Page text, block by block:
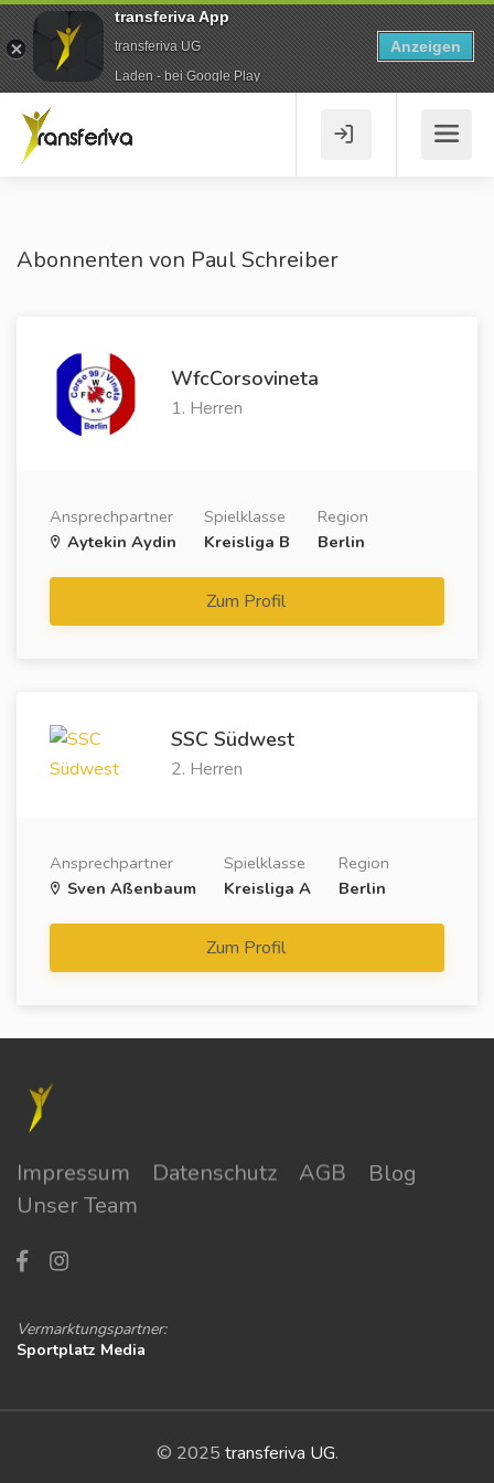
Abonnenten von Paul Schreiber
WfcCorsovineta
1. Herren
Ansprechpartner
Aytekin Aydin
Spielklasse
Kreisliga B
Region
Berlin
Zum Profil
SSC Südwest
2. Herren
Ansprechpartner
Sven Aßenbaum
Spielklasse
Kreisliga A
Region
Berlin
Zum Profil
Impressum Datenschutz AGB
Blog
Unser Team
Vermarktungspartner:
Sportplatz Media
© 2025 transferiva UG.
transferiva App
transferiva UG
Laden - bei Google Play
Anzeigen